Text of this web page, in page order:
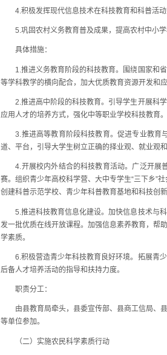
4.积极发挥现代信息技术在科技教育和科普活动
5.巩固农村义务教育普及成果，提高农村中小学
具体措施：
1.推进义务教育阶段的科技教育。围绕国家和省
等学科教学的横向配合，加大优质教育资源开发和应
2.推进高中阶段的科技教育。引导学生开展科学
应用人才的培养方式，强化中等职业学校科技教育。
3.推进高等教育阶段科技教育。促进专业教育与
道、平台，引导大学生树立正确的择业观、就业观和
4.开展校内外结合的科技教育活动。广泛开展普
赛。组织青少年高校科学营、大中专学生“三下乡”
创建科普示范学校、青少年科普教育基地和科技创
5.推进科技教育信息化建设。加快信息技术与科
发一批优质在线开放课程。加强信息素养教育，帮
学素质。
6.积极营造青少年科技教育良好环境。拓展青少
后备人才培养活动的指导和扶持力度。
职责分工：
由县教育局牵头，县委宣传部、县商工信局、县
等单位参加。
（二）实施农民科学素质行动